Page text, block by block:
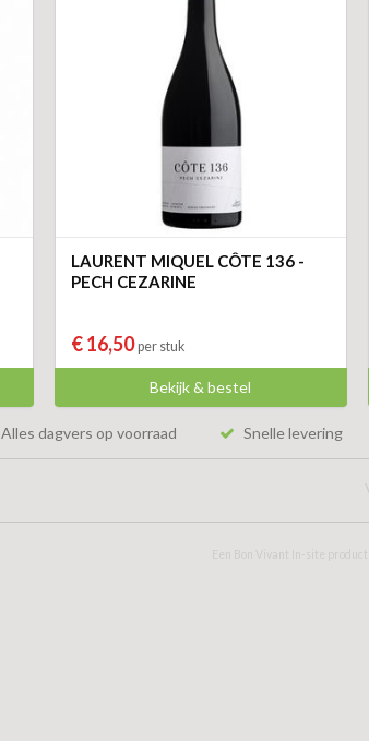
LAURENT MIQUEL CÔTE 136 -
PECH CEZARINE
€ 16,50per stuk
Bekijk & bestel
Alles dagvers op voorraad Snelle levering
Een Bon Vivant In-site product